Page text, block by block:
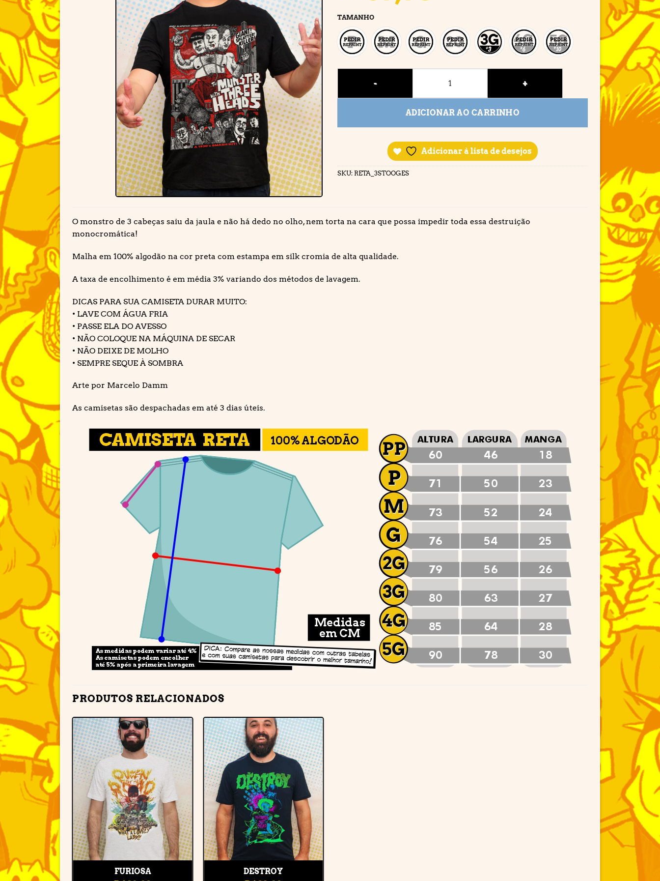
TAMANHO
ADICIONAR AO CARRINHO
Adicionar à lista de desejos
SKU: RETA_3STOOGES
O monstro de 3 cabeças saiu da jaula e não há dedo no olho, nem torta na cara que possa impedir toda essa destruição
monocromática!
Malha em 100% algodão na cor preta com estampa em silk cromia de alta qualidade.
A taxa de encolhimento é em média 3% variando dos métodos de lavagem.
DICAS PARA SUA CAMISETA DURAR MUITO:
• LAVE COM ÁGUA FRIA
• PASSE ELA DO AVESSO
• NÃO COLOQUE NA MÁQUINA DE SECAR
• NÃO DEIXE DE MOLHO
• SEMPRE SEQUE À SOMBRA
Arte por Marcelo Damm
As camisetas são despachadas em até 3 dias úteis.
PRODUTOS RELACIONADOS
Adicionar
à lista de
desejos
FURIOSA
Adicionar
à lista de
desejos
DESTROY